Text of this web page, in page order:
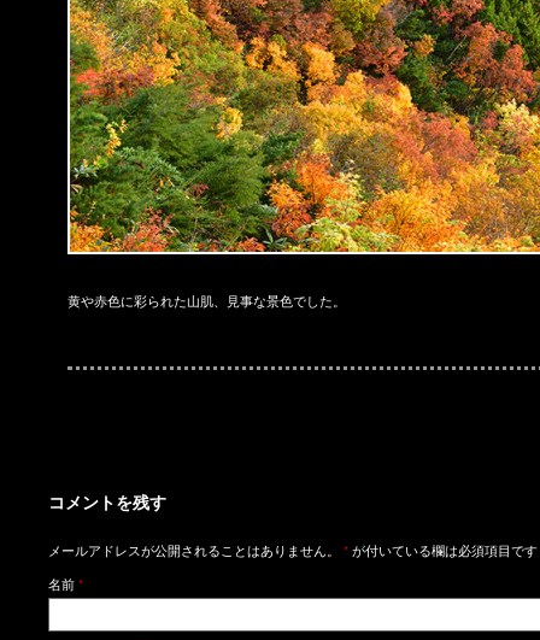
黄や赤色に彩られた山肌、見事な景色でした。
コメントを残す
メールアドレスが公開されることはありません。 *が付いている欄は必須項目です
名前*